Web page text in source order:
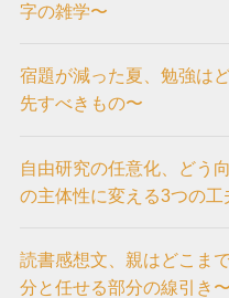
字の雑学〜
宿題が減った夏、勉強は
先すべきもの〜
自由研究の任意化、どう
の主体性に変える3つの工
読書感想文、親はどこま
分と任せる部分の線引き〜